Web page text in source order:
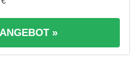
»